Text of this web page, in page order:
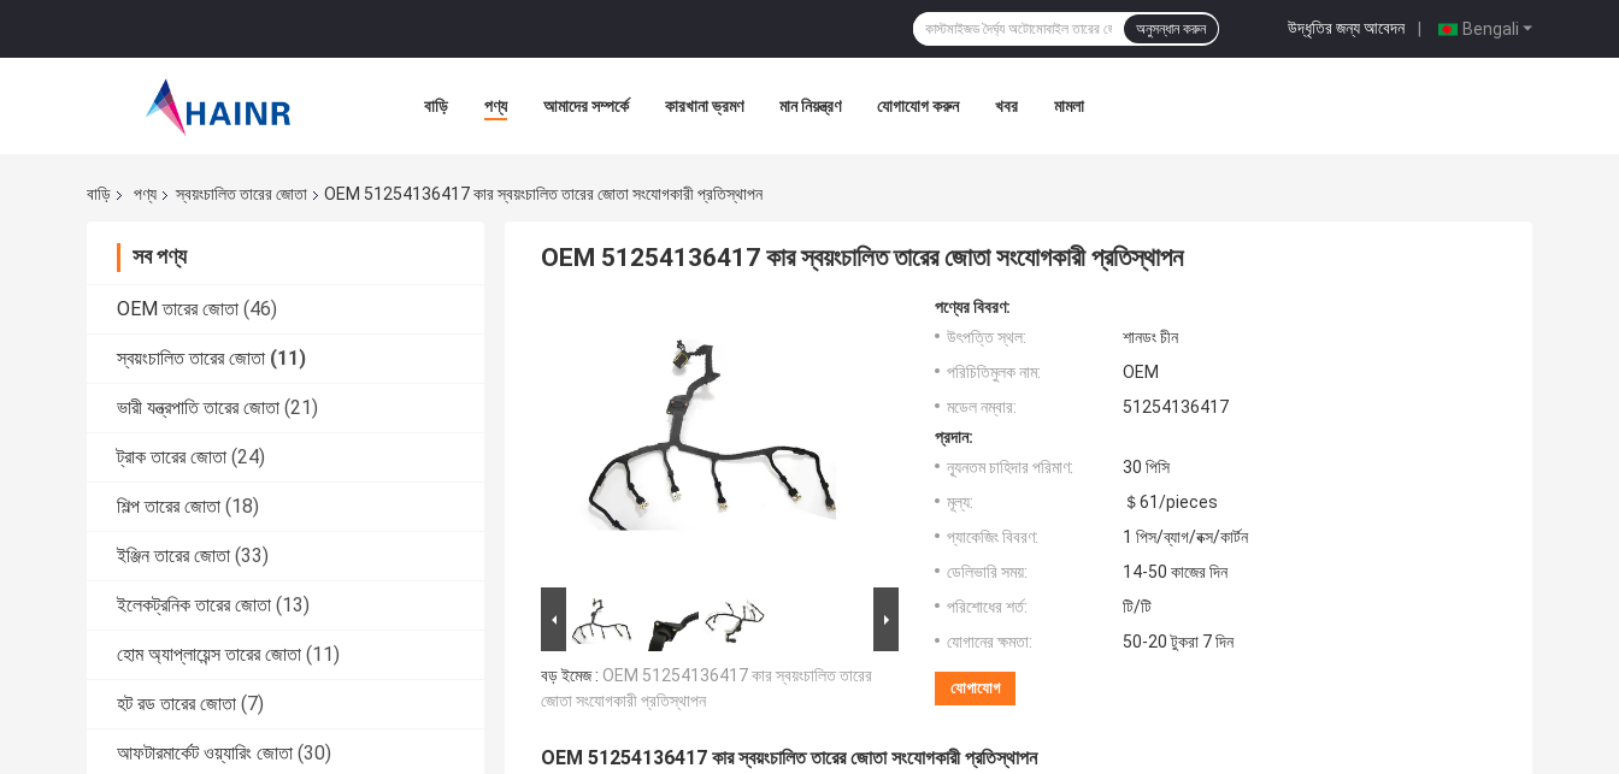
Bengali
উদ্ধৃতির জন্য আবেদন |
অনুসন্ধান করুন
বাড়ি পণ্য আমাদের সম্পর্কে কারখানা ভ্রমণ মান নিয়ন্ত্রণ যোগাযোগ করুন খবর মামলা
বাড়ি পণ্য স্বয়ংচালিত তারের জোতা OEM 51254136417 কার স্বয়ংচালিত তারের জোতা সংযোগকারী প্রতিস্থাপন
সব পণ্য
OEM তারের জোতা (46)
স্বয়ংচালিত তারের জোতা (11)
ভারী যন্ত্রপাতি তারের জোতা (21)
ট্রাক তারের জোতা (24)
শিল্প তারের জোতা (18)
ইঞ্জিন তারের জোতা (33)
ইলেকট্রনিক তারের জোতা (13)
হোম অ্যাপ্লায়েন্স তারের জোতা (11)
হট রড তারের জোতা (7)
আফটারমার্কেট ওয়্যারিং জোতা (30)
OEM 51254136417 কার স্বয়ংচালিত তারের জোতা সংযোগকারী প্রতিস্থাপন
বড় ইমেজ : OEM 51254136417 কার স্বয়ংচালিত তারের
জোতা সংযোগকারী প্রতিস্থাপন
পণ্যের বিবরণ:
উৎপত্তি স্থল:
শানডং চীন
পরিচিতিমুলক নাম:
OEM
মডেল নম্বার:
51254136417
প্রদান:
ন্যূনতম চাহিদার পরিমাণ:
30 পিসি
মূল্য:
＄61/pieces
প্যাকেজিং বিবরণ:
1 পিস/ব্যাগ/বক্স/কার্টন
ডেলিভারি সময়:
14-50 কাজের দিন
পরিশোধের শর্ত:
টি/টি
যোগানের ক্ষমতা:
50-20 টুকরা 7 দিন
যোগাযোগ
OEM 51254136417 কার স্বয়ংচালিত তারের জোতা সংযোগকারী প্রতিস্থাপন